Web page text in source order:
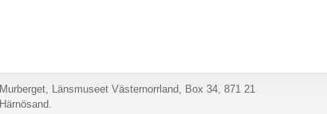
Murberget, Länsmuseet Västernorrland, Box 34, 871 21
Härnösand.